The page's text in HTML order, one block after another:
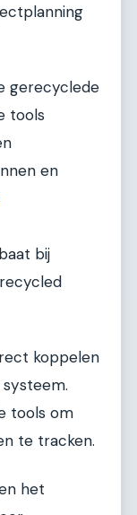
gerecyclede
tools
en
bij
koppelen
tools om
te tracken.
het